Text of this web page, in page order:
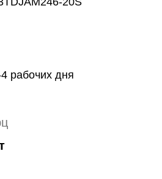
рабочих дня